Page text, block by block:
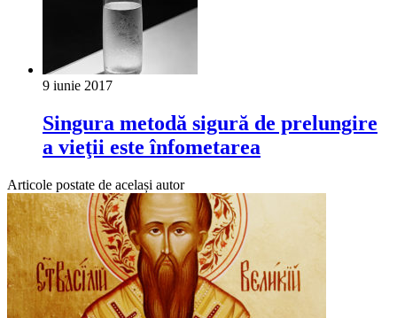
9 iunie 2017
Singura metodă sigură de prelungire
a vieţii este înfometarea
Articole postate de același autor